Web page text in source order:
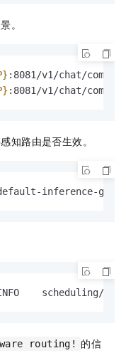
。
:8081/v1/chat/
:8081/v1/chat/
知路由是否生效。
inference-
INFO
routing! 的信